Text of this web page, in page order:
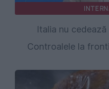
Italia nu
Controalele la